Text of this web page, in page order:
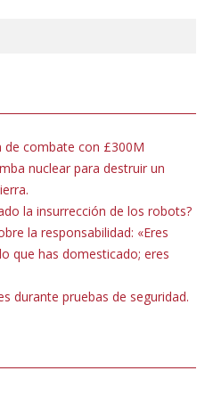
de combate con £300M
nuclear para destruir un
la insurrección de los robots?
la responsabilidad: «Eres
que has domesticado; eres
durante pruebas de seguridad.